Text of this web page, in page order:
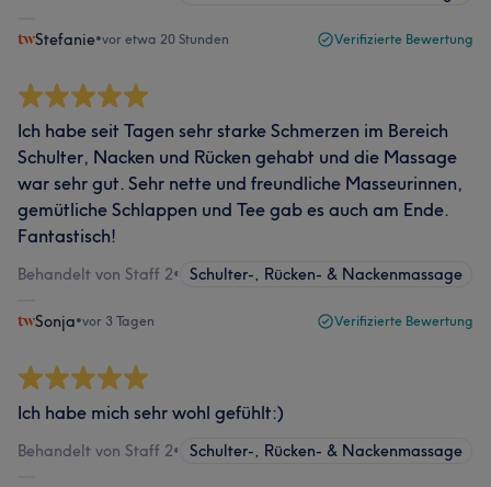
Stefanie•vor etwa 20 Stunden Verifizierte Bewertung
Ich habe seit Tagen sehr starke Schmerzen im Bereich
Schulter, Nacken und Rücken gehabt und die Massage
war sehr gut. Sehr nette und freundliche Masseurinnen,
gemütliche Schlappen und Tee gab es auch am Ende.
Fantastisch!
Behandelt von Staff 2• Schulter-, Rücken- & Nackenmassage
Sonja•vor 3 Tagen Verifizierte Bewertung
Ich habe mich sehr wohl gefühlt:)
Behandelt von Staff 2• Schulter-, Rücken- & Nackenmassage